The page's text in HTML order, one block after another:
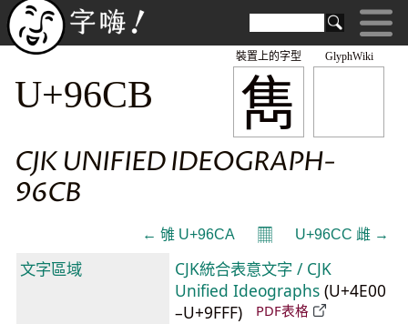
GlyphWiki
雋
裝置上的字型
U+96CB
CJK UNIFIED IDEOGRAPH-
96CB
← 雊 U+96CA 𝄜 U+96CC 雌 →
文字區域
CJK統合表意文字 / CJK
Unified Ideographs (U+4E00
–U+9FFF)
PDF表格